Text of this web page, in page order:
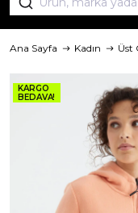
Ana Sayfa Kadın Üst
KARGO
BEDAVA!